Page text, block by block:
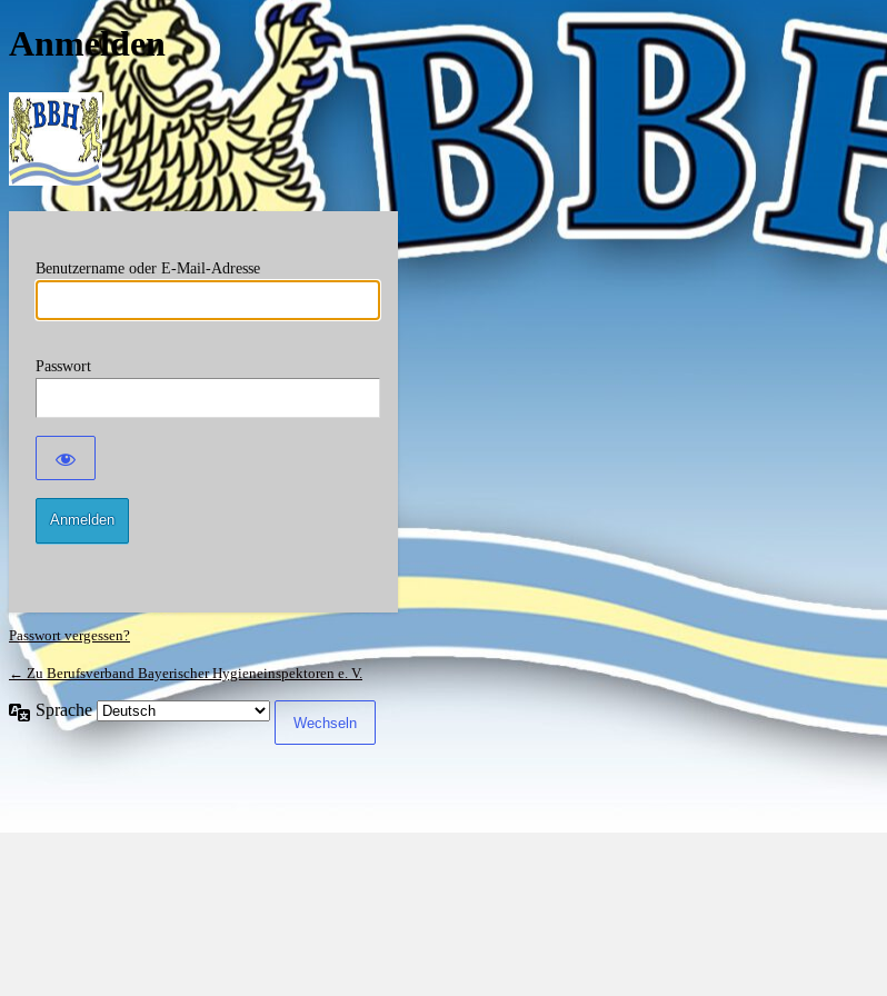
Anmelden
Berufsverband Bayerischer Hygieneinspektoren e. V.
Benutzername oder E-Mail-Adresse
Passwort
Passwort vergessen?
← Zu Berufsverband Bayerischer Hygieneinspektoren e. V.
Sprache